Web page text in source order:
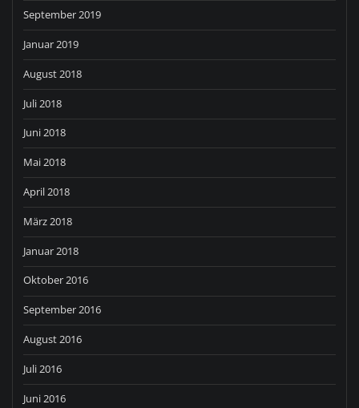
September 2019
Januar 2019
August 2018
Juli 2018
Juni 2018
Mai 2018
April 2018
März 2018
Januar 2018
Oktober 2016
September 2016
August 2016
Juli 2016
Juni 2016